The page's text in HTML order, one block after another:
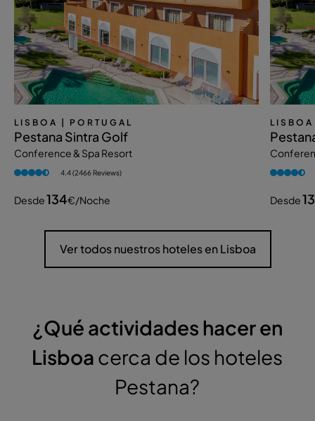
LISBOA | PORTUGAL
Pestana Sintra Golf
Conference & Spa Resort
4.4 (2466 Reviews)
Desde134€/noche
LISBOA
Desde
Ver todos nuestros hoteles en Lisboa
¿Qué actividades hacer en
Lisboa cerca de los hoteles
Pestana?